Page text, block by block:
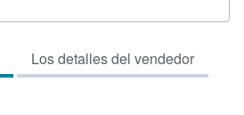
vendedor:
de
5
Los detalles del vendedor